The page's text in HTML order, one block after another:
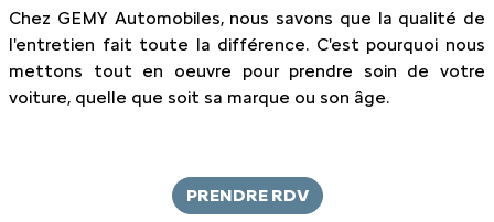
Chez GEMY Automobiles, nous savons que la qualité de
l'entretien fait toute la différence. C'est pourquoi nous
mettons tout en oeuvre pour prendre soin de votre
voiture, quelle que soit sa marque ou son âge.
PRENDRE RDV